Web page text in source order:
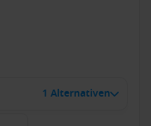
1 Alternativen